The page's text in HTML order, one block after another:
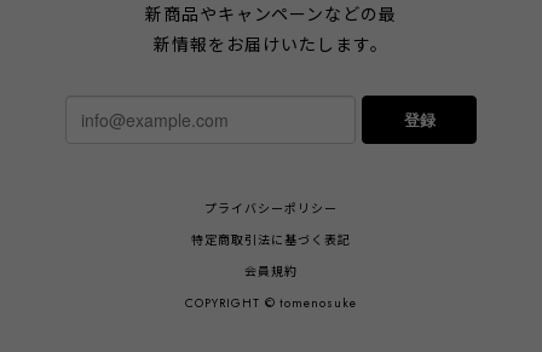
新商品やキャンペーンなどの最
新情報をお届けいたします。
登録
プライバシーポリシー
特定商取引法に基づく表記
会員規約
COPYRIGHT © tomenosuke